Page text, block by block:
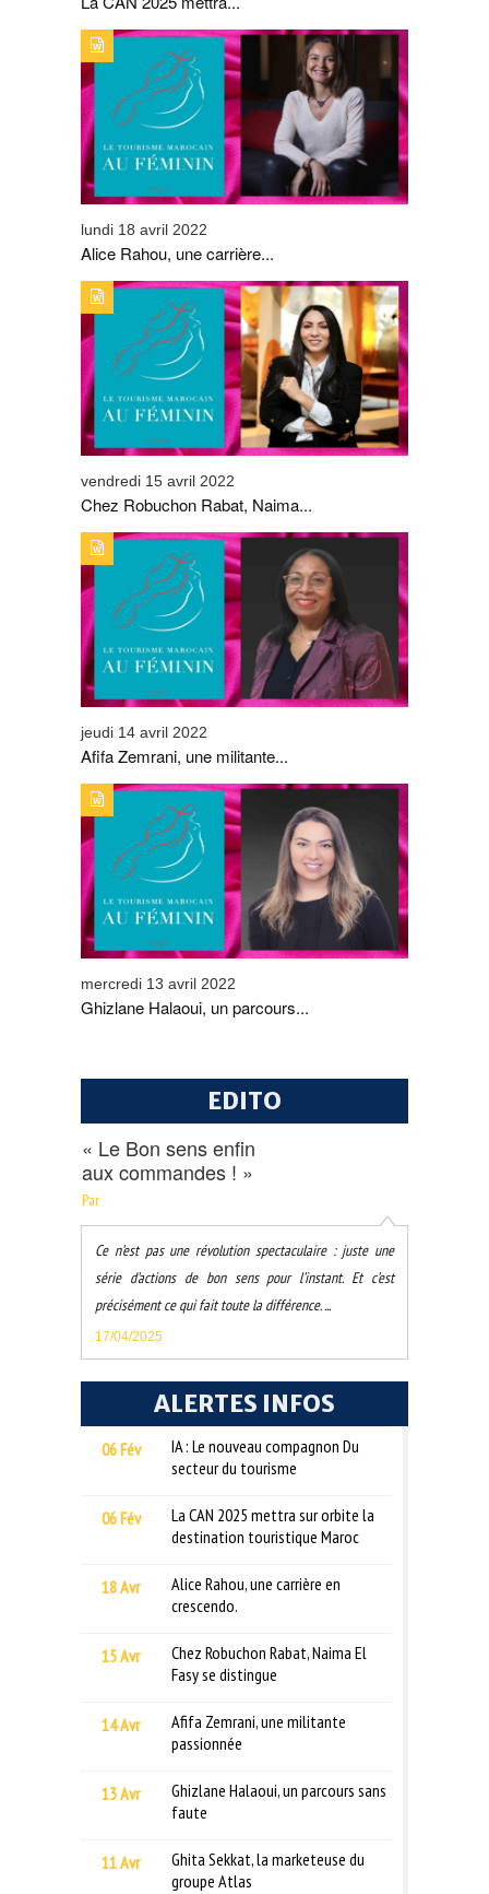
TYPE DE PUBLICATION : ALERTES_INFOSTITRE : ALICE
RAHOU, UNE CARRIÈRE EN CRESCENDO.
lundi 18 avril 2022
Alice Rahou, une carrière...
TYPE DE PUBLICATION : ALERTES_INFOSTITRE : CHEZ
ROBUCHON RABAT, NAIMA EL FASY SE DISTINGUE
vendredi 15 avril 2022
Chez Robuchon Rabat, Naima...
TYPE DE PUBLICATION : ALERTES_INFOSTITRE : AFIFA
ZEMRANI, UNE MILITANTE PASSIONNÉE
jeudi 14 avril 2022
Afifa Zemrani, une militante...
TYPE DE PUBLICATION : ALERTES_INFOSTITRE :
GHIZLANE HALAOUI, UN PARCOURS SANS FAUTE
mercredi 13 avril 2022
Ghizlane Halaoui, un parcours...
EDITO
« Le Bon sens enfin
aux commandes ! »
Par
Ce n’est pas une révolution spectaculaire : juste une
série d’actions de bon sens pour l’instant. Et c’est
précisément ce qui fait toute la différence. ...
17/04/2025
ALERTES INFOS
06 Fév
IA : Le nouveau compagnon Du
secteur du tourisme
06 Fév
La CAN 2025 mettra sur orbite la
destination touristique Maroc
18 Avr
Alice Rahou, une carrière en
crescendo.
15 Avr
Chez Robuchon Rabat, Naima El
Fasy se distingue
14 Avr
Afifa Zemrani, une militante
passionnée
13 Avr
Ghizlane Halaoui, un parcours sans
faute
11 Avr
Ghita Sekkat, la marketeuse du
groupe Atlas